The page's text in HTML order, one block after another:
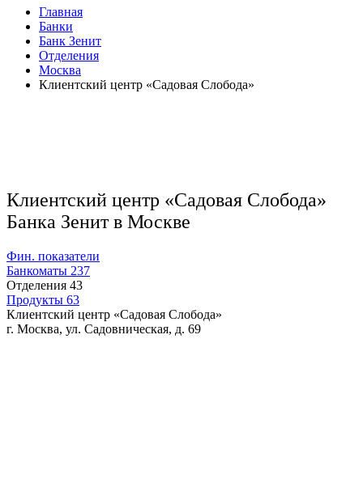
Главная
Банки
Банк Зенит
Отделения
Москва
Клиентский центр «Садовая Слобода»
Клиентский центр «Садовая Слобода»
Банка Зенит в Москве
Фин. показатели
Банкоматы 237
Отделения 43
Продукты 63
Клиентский центр «Садовая Слобода»
г. Москва, ул. Садовническая, д. 69